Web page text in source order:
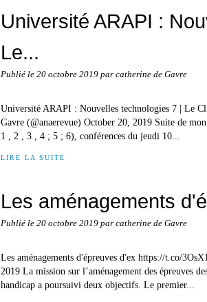
Université ARAPI :
Le...
Publié le 20 octobre 2019 par catherine de Gavre
Université ARAPI : Nouvelles technologies 7 | Le
Gavre (@anaerevue) October 20, 2019 Suite de
1 , 2 , 3 , 4 ; 5 ; 6), conférences du jeudi 10...
LIRE LA SUITE
Les aménagements
Publié le 20 octobre 2019 par catherine de Gavre
Les aménagements d'épreuves d'ex https://t.co/
2019 La mission sur l’aménagement des épreuves
handicap a poursuivi deux objectifs. Le premier...